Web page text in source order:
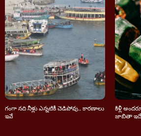
గంగా నది నీళ్లు ఎన్నటికీ చెడిపోవు.. కారణాలు
ఇవే
కిళ్లీ
జాబితా ఇదే